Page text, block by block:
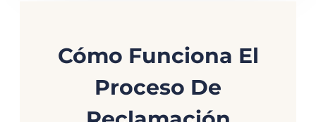
Cómo Funciona El
Proceso De